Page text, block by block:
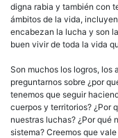
digna rabia y también con
ámbitos de la vida,
encabezan la lucha y son
buen vivir de toda la vida
Son muchos los logros, los
preguntarnos sobre ¿por
tenemos que seguir
cuerpos y territorios? ¿Por
nuestras luchas? ¿Por qué
sistema? Creemos que